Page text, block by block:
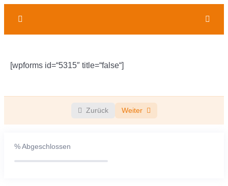
Die dunkle Seite von Bitcoin: Maximalismus,
[wpforms id=“5315″ title=“false“]
Zurück Weiter
%Abgeschlossen